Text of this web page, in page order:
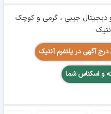
دیجیتال جیبی ، گرمی و کوچک
درج آگهی در پلتفرم آنتیک
و اسکناس شما